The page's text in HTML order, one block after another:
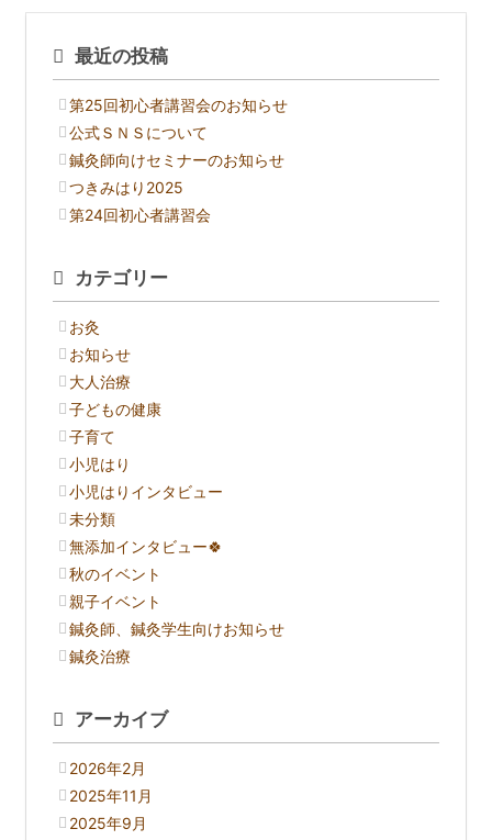
最近の投稿
第25回初心者講習会のお知らせ
公式ＳＮＳについて
鍼灸師向けセミナーのお知らせ
つきみはり2025
第24回初心者講習会
カテゴリー
お灸
お知らせ
大人治療
子どもの健康
子育て
小児はり
小児はりインタビュー
未分類
無添加インタビュー🍀
秋のイベント
親子イベント
鍼灸師、鍼灸学生向けお知らせ
鍼灸治療
アーカイブ
2026年2月
2025年11月
2025年9月